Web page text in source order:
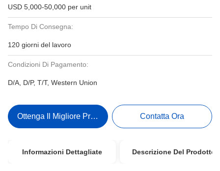
USD 5,000-50,000 per unit
Tempo Di Consegna:
120 giorni del lavoro
Condizioni Di Pagamento:
D/A, D/P, T/T, Western Union
Ottenga Il Migliore Prezzo Contatta Ora
Informazioni Dettagliate Descrizione Del Prodotto